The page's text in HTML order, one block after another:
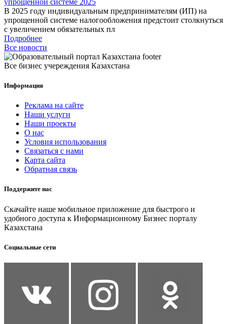
упрощенной системе 2025
В 2025 году индивидуальным предпринимателям (ИП) на
упрощенной системе налогообложения предстоит столкнуться
с увеличением обязательных пл
Подробнее
Все новости
Все бизнес учереждения Казахстана
Информация
Реклама на сайте
Наши услуги
Наши проекты
О нас
Условия использования
Связаться с нами
Карта сайта
Обратная связь
Поддержите нас
Скачайте наше мобильное приложение для быстрого и
удобного доступа к Информационному Бизнес порталу
Казахстана
Социальные сети